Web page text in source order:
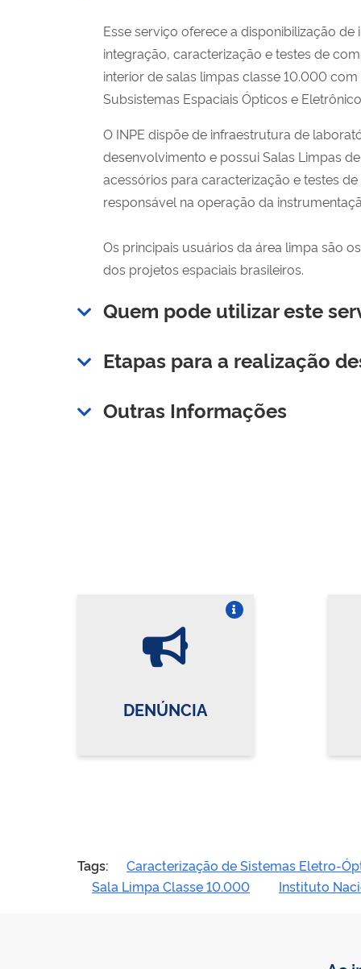
Esse serviço oferece a disponibilização
integração, caracterização e testes de
interior de salas limpas classe 10.000
Subsistemas Espaciais Ópticos e
O INPE dispõe de infraestrutura de l
desenvolvimento e possui Salas Limpas
acessórios para caracterização e testes
responsável na operação da
Os principais usuários da área limpa são
dos projetos espaciais brasileiros.
Quem pode utilizar este
Etapas para a realização
Outras Informações
DENÚNCIA
Tags: Caracterização de Sistemas Eletro-
Sala Limpa Classe 10.000
Instituto